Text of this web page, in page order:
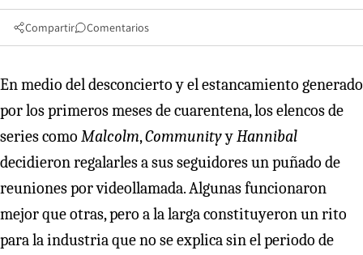
Compartir Comentarios
En medio del desconcierto y el estancamiento generado
por los primeros meses de cuarentena, los elencos de
series como Malcolm,CommunityyHannibal
decidieron regalarles a sus seguidores un puñado de
reuniones por videollamada. Algunas funcionaron
mejor que otras, pero a la larga constituyeron un rito
para la industria que no se explica sin el periodo de